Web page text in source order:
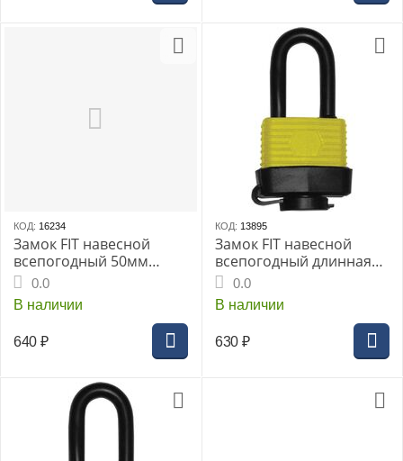
КОД: 16234
Замок FIT навесной
всепогодный 50мм
(67192i)
0.0
В наличии
640 ₽
КОД: 13895
Замок FIT навесной
всепогодный длинная
дужка 40мм(67193i)
0.0
В наличии
630 ₽